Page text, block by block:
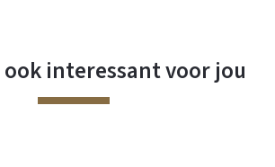
interessant voor jou